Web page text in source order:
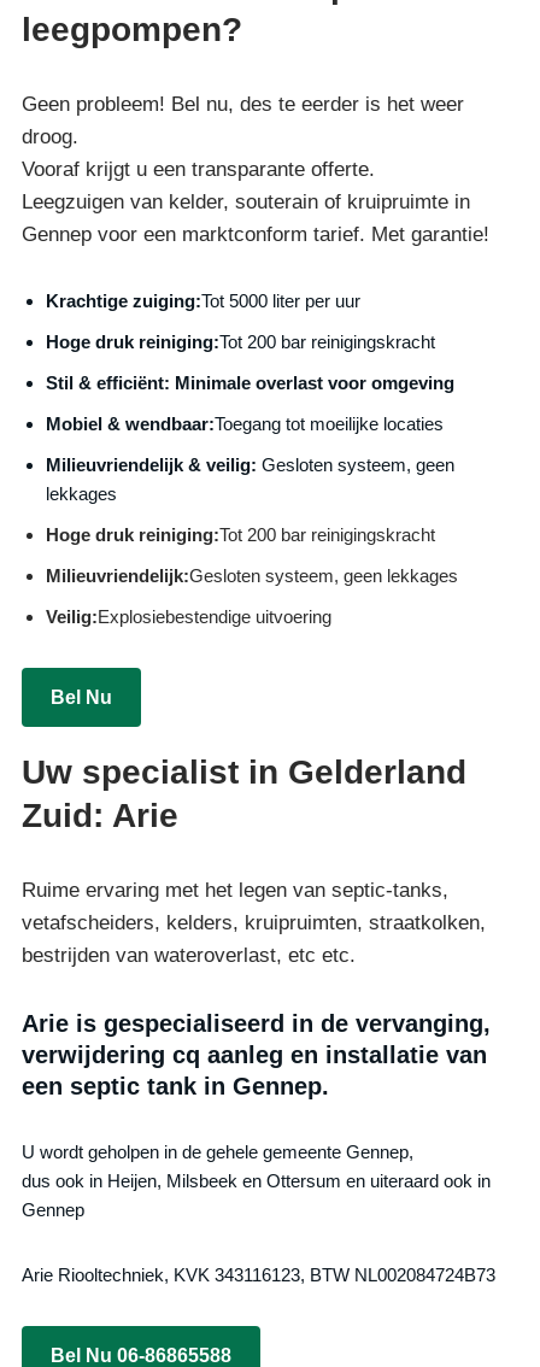
leegpompen?
Geen probleem! Bel nu, des te eerder is het weer
droog.
Vooraf krijgt u een transparante offerte.
Leegzuigen van kelder, souterain of kruipruimte in
Gennep voor een marktconform tarief. Met garantie!
Krachtige zuiging:Tot 5000 liter per uur
Hoge druk reiniging:Tot 200 bar reinigingskracht
Stil & efficiënt: Minimale overlast voor omgeving
Mobiel & wendbaar:Toegang tot moeilijke locaties
Milieuvriendelijk & veilig: Gesloten systeem, geen
lekkages
Hoge druk reiniging:Tot 200 bar reinigingskracht
Milieuvriendelijk:Gesloten systeem, geen lekkages
Veilig:Explosiebestendige uitvoering
Bel Nu
Uw specialist in Gelderland
Zuid: Arie
Ruime ervaring met het legen van septic-tanks,
vetafscheiders, kelders, kruipruimten, straatkolken,
bestrijden van wateroverlast, etc etc.
Arie is gespecialiseerd in de vervanging,
verwijdering cq aanleg en installatie van
een septic tank in Gennep.
U wordt geholpen in de gehele gemeente Gennep,
dus ook in Heijen, Milsbeek en Ottersum en uiteraard ook in
Gennep
Arie Riooltechniek, KVK 343116123, BTW NL002084724B73
Bel Nu 06-86865588